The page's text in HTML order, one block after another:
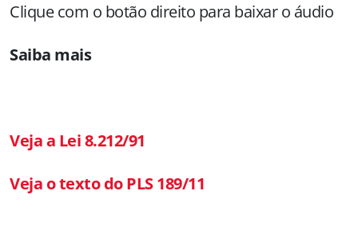
Clique com o botão direito para baixar o áudio
Saiba mais
Veja a Lei 8.212/91
Veja o texto do PLS 189/11